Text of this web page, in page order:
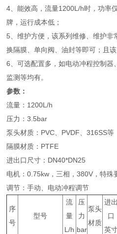
4、能效高，流量1200L/h时，功率
牌，运行成本低；
5、维护方便，该系列维修、维护非
换隔膜、单向阀、油封等即可；且
6、可选配置多，如电动冲程控制
监测等均有。
参数：
流量：1200L/h
压力：3.5bar
泵头材质：PVC、PVDF、316SS等
隔膜材质：PTFE
进出口尺寸：DN40*DN25
电机：0.75kw，三相，380V，特殊
调节：手动、电动冲程调节
序
号
型号
流
量
L/h
压
力
bar
泵头
材质
进出
口
英